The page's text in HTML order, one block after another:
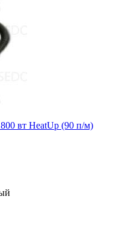
вт HeatUp (90 п/м)